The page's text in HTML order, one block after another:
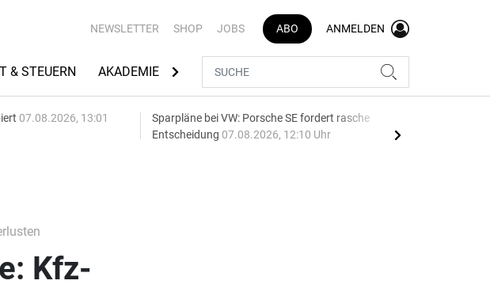
NEWSLETTER SHOP JOBS ABO ANMELDEN
& STEUERN AKADEMIE AUTOMARKEN
07.08.2026, 13:01
Sparpläne bei VW: Porsche SE fordert rasche
Entscheidung 07.08.2026, 12:10 Uhr
Kfz-